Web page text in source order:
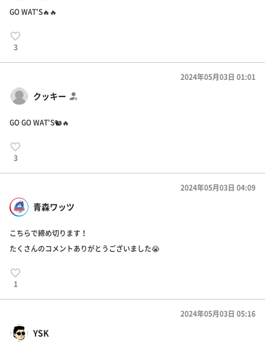
GO WAT'S🔥🔥
3
クッキー
2024年05月03日 01:01
GO GO WAT'S🐿️🔥
3
青森ワッツ
2024年05月03日 04:09
こちらで締め切ります！
たくさんのコメントありがとうございました😭
1
YSK
2024年05月03日 05:16